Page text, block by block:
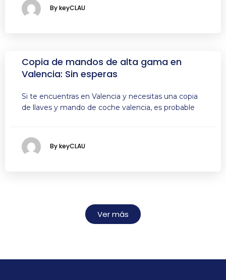
By keyCLAU
Copia de mandos de alta gama en
Valencia: Sin esperas
Si te encuentras en Valencia y necesitas una copia
de llaves y mando de coche valencia, es probable
By keyCLAU
Ver más